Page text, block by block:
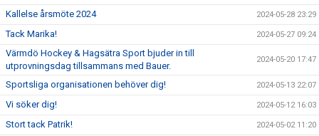
Kallelse årsmöte 2024 2024-05-28 23:29
Tack Marika! 2024-05-27 09:24
Värmdö Hockey & Hagsätra Sport bjuder in till
utprovningsdag tillsammans med Bauer.
2024-05-20 17:47
Sportsliga organisationen behöver dig! 2024-05-13 22:07
Vi söker dig! 2024-05-12 16:03
Stort tack Patrik! 2024-05-02 11:20